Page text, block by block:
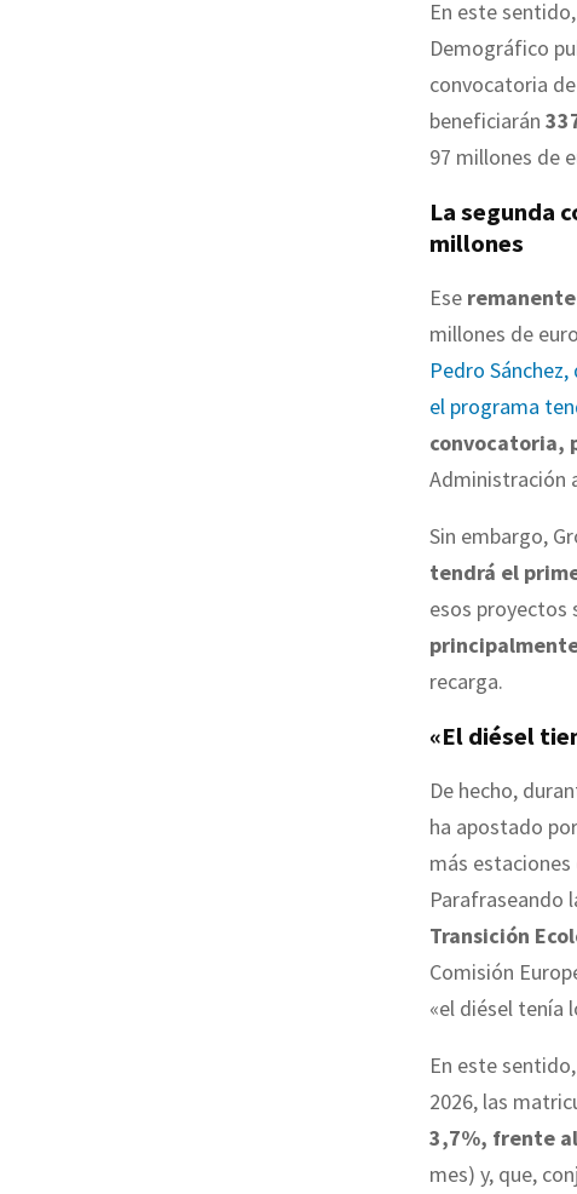
En este
Demográfico
convocatoria
beneficiarán
97 millones de
La segunda
millones
Ese
millones de
Pedro
el programa
convocatoria,
Administración
Sin embargo,
tendrá el
esos proyectos
recarga.
«El diésel
De hecho,
ha apostado
más estaciones
Parafraseando
Transición
Comisión
«el diésel tenía
En este
2026, las
3,7%, frente
mes) y, que,